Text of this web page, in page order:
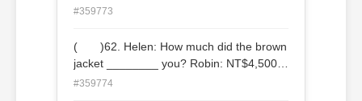
serving (B) hiking (C) fastening (D)
#359773
( )62. Helen: How much did the brown
jacket ________ you? Robin: NT$4,500.
(A) sell (B) cost (C) spend (D) catch
#359774